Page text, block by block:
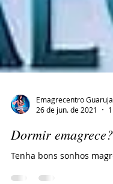
Emagrecentro Guaruja
26 de jun. de 2021
Dormir emagrece?